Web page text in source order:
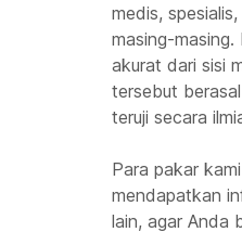
medis,
masing-
akurat dari sisi
tersebut
teruji secara
Para pakar
mendapatkan
lain, agar Anda